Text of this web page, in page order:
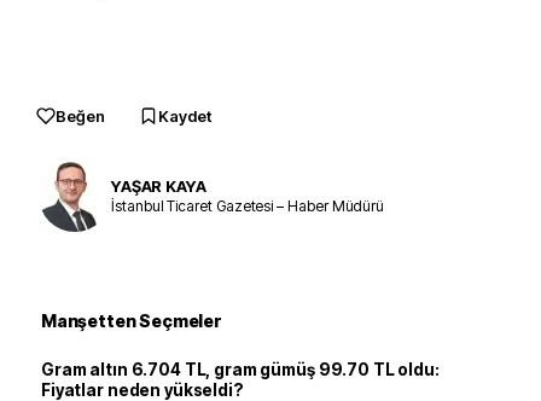
Beğen Kaydet
YAŞAR KAYA
İstanbul Ticaret Gazetesi – Haber Müdürü
Manşetten Seçmeler
Gram altın 6.704 TL, gram gümüş 99.70 TL oldu:
Fiyatlar neden yükseldi?